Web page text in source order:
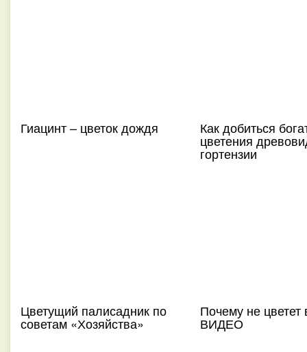
Гиацинт – цветок дождя Как добиться
цветения
гортензии
Цветущий палисадник по
советам «Хозяйства»
Почему не цветет
ВИДЕО